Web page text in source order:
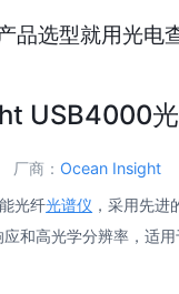
品选型就用光电
USB4000
厂商： Ocean Insight
光纤光谱仪 ，采用先进
和高光学分辨率，适